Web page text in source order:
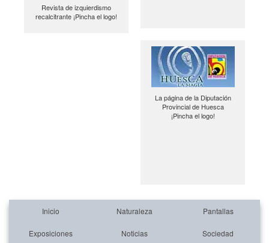
Revista de izquierdismo
recalcitrante ¡Pincha el logo!
La página de la Diputación
Provincial de Huesca
¡Pincha el logo!
Inicio Naturaleza Pantallas
Exposiciones Noticias Sociedad